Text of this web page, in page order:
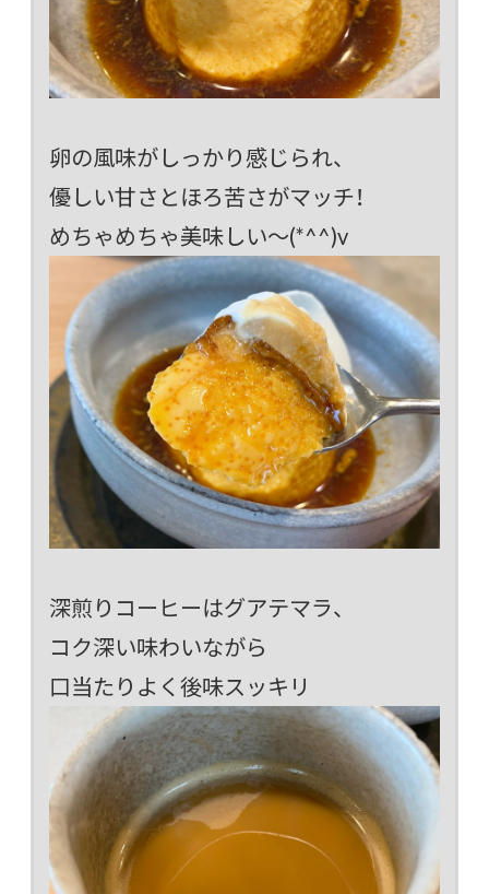
卵の風味がしっかり感じられ、
優しい甘さとほろ苦さがマッチ！
めちゃめちゃ美味しい～(*^^)v
深煎りコーヒーはグアテマラ、
コク深い味わいながら
口当たりよく後味スッキリ